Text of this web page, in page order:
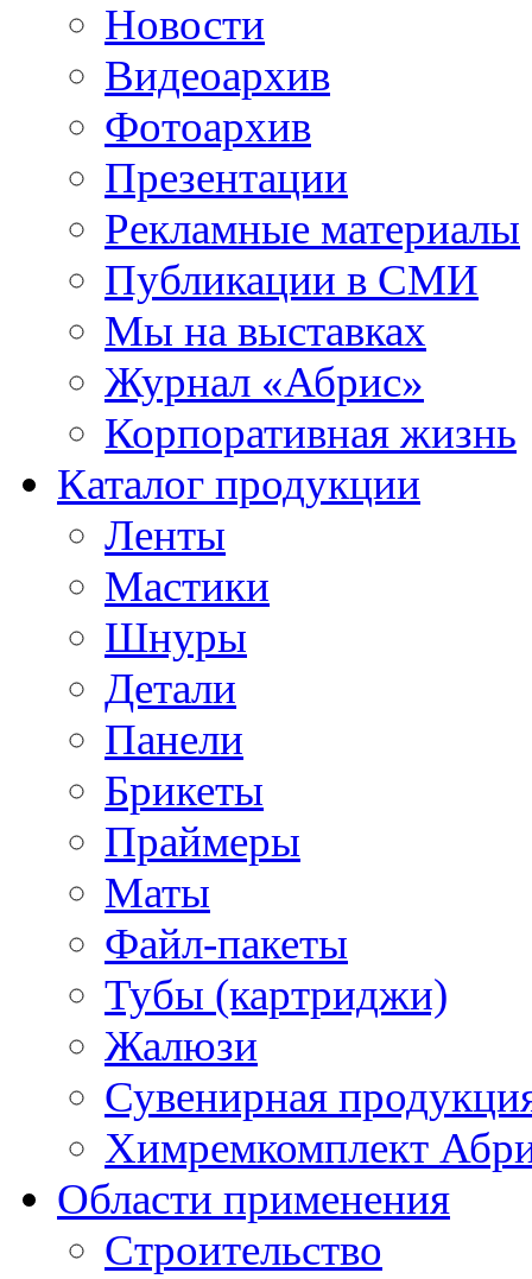
Новости
Видеоархив
Фотоархив
Презентации
Рекламные материалы
Публикации в СМИ
Мы на выставках
Журнал «Абрис»
Корпоративная жизнь
Каталог продукции
Ленты
Мастики
Шнуры
Детали
Панели
Брикеты
Праймеры
Маты
Файл-пакеты
Тубы (картриджи)
Жалюзи
Сувенирная
Химремкомплект
Области применения
Строительство